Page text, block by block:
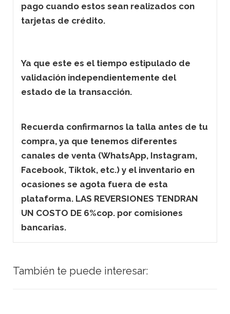
pago cuando estos sean realizados con
tarjetas de crédito.
Ya que este es el tiempo estipulado de
validación independientemente del
estado de la transacción.
Recuerda confirmarnos la talla antes de tu
compra, ya que tenemos diferentes
canales de venta (WhatsApp, Instagram,
Facebook, Tiktok, etc.) y el inventario en
ocasiones se agota fuera de esta
plataforma. LAS REVERSIONES TENDRAN
UN COSTO DE 6%cop. por comisiones
bancarias.
También te puede interesar: